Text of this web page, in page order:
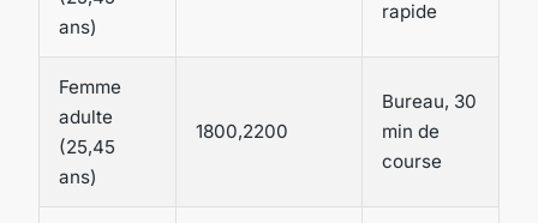
ans)
rapide
Femme
adulte
(25,45
ans)
1800,2200
Bureau, 30
min de
course